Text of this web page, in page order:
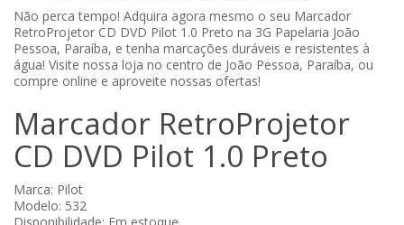
Não perca tempo! Adquira agora mesmo o seu Marcador
RetroProjetor CD DVD Pilot 1.0 Preto na 3G Papelaria João
Pessoa, Paraíba, e tenha marcações duráveis e resistentes à
água! Visite nossa loja no centro de João Pessoa, Paraíba, ou
compre online e aproveite nossas ofertas!
Marcador RetroProjetor
CD DVD Pilot 1.0 Preto
Marca: Pilot
Modelo: 532